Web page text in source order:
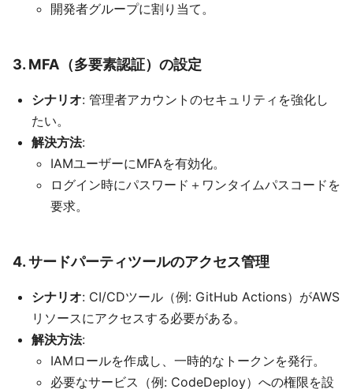
開発者グループに割り当て。
3. MFA（多要素認証）の設定
シナリオ: 管理者アカウントのセキュリティを強化し
たい。
解決方法:
IAMユーザーにMFAを有効化。
ログイン時にパスワード＋ワンタイムパスコードを
要求。
4. サードパーティツールのアクセス管理
シナリオ: CI/CDツール（例: GitHub Actions）がAWS
リソースにアクセスする必要がある。
解決方法:
IAMロールを作成し、一時的なトークンを発行。
必要なサービス（例: CodeDeploy）への権限を設